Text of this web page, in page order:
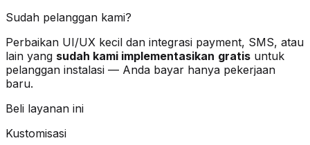
Sudah pelanggan kami?
Perbaikan UI/UX kecil dan integrasi payment, SMS, atau
lain yang sudah kami implementasikan gratis untuk
pelanggan instalasi — Anda bayar hanya pekerjaan
baru.
Beli layanan ini
Kustomisasi